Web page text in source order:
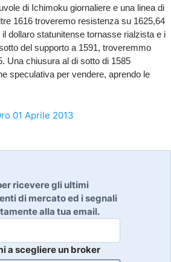
di Ichimoku giornaliere e una linea di
1616 troveremo resistenza su 1625,64
dollaro statunitense tornasse rialzista e i
del supporto a 1591, troveremmo
Una chiusura al di sotto di 1585
speculativa per vendere, aprendo le
ricevere gli ultimi
di mercato ed i segnali
alla tua email.
a scegliere un broker